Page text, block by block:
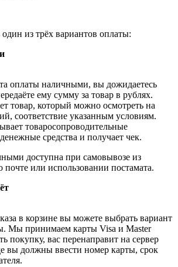
из трёх вариантов оплаты:
оплаты наличными, вы дожидаетесь
ему сумму за товар в рублях.
товар, который можно осмотреть на
соответствие указанным условиям.
товаросопроводительные
средства и получает чек.
доступна при самовывозе из
почте или использовании постамата.
в корзине вы можете выбрать вариант
Мы принимаем карты Visa и Master
покупку, вас перенаправит на сервер
вы должны ввести номер карты, срок